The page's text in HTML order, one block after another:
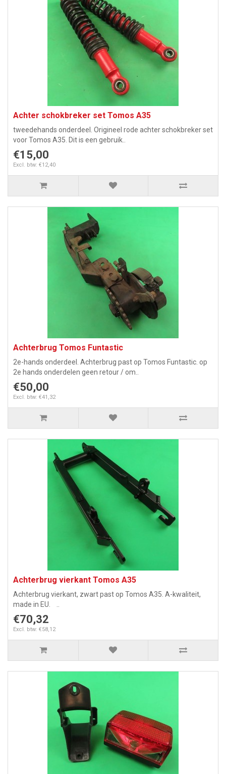
Achter schokbreker set Tomos A35
tweedehands onderdeel. Origineel rode achter schokbreker set
voor Tomos A35. Dit is een gebruik..
€15,00
Excl. btw: €12,40
Achterbrug Tomos Funtastic
2e-hands onderdeel. Achterbrug past op Tomos Funtastic. op
2e hands onderdelen geen retour / om..
€50,00
Excl. btw: €41,32
Achterbrug vierkant Tomos A35
Achterbrug vierkant, zwart past op Tomos A35. A-kwaliteit,
made in EU. ..
€70,32
Excl. btw: €58,12